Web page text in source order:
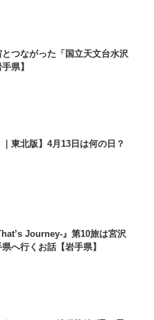
つながった「国立天文台水沢
県】
｜東北版】4月13日は何の日？
Journey-』第10旅は宮沢
へ行くお話【岩手県】